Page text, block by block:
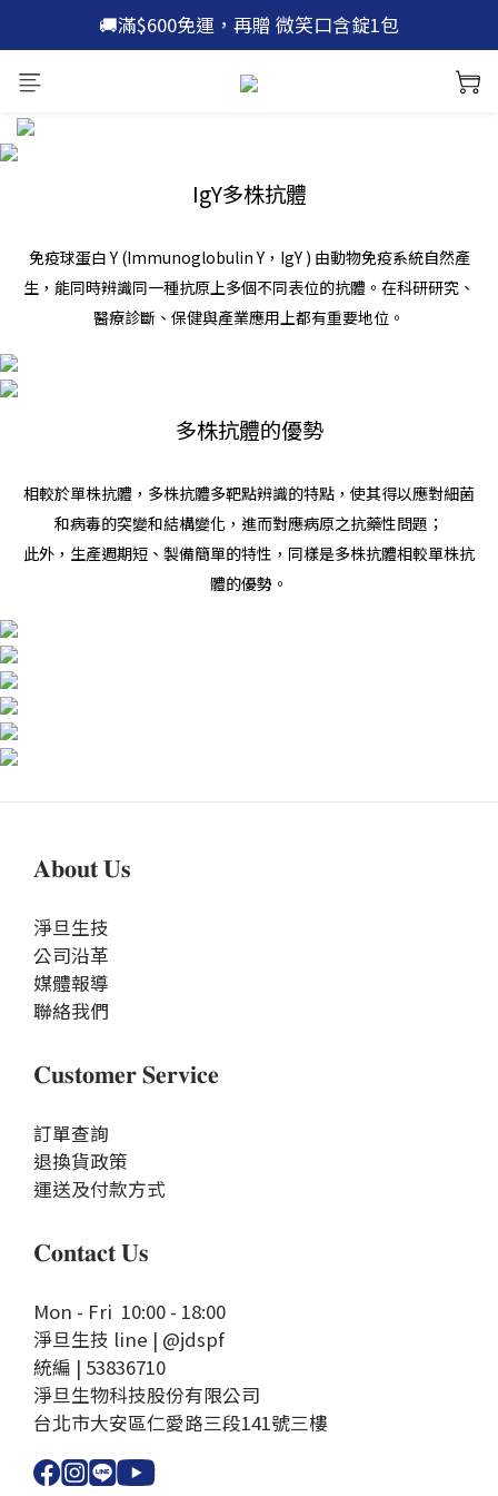
🚚滿$600免運，再贈 微笑口含錠1包
🚚滿$600免運，再贈 微笑口含錠1包
🫡加入官網新會員 | 立即領 $100 折價券
IgY多株抗體
免疫球蛋白 Y (Immunoglobulin Y，IgY ) 由動物免疫系統自然產
生，能同時辨識同一種抗原上多個不同表位的抗體。 在科研研究、
醫療診斷、保健與產業應用上都有重要地位。
多株抗體的優勢
相較於單株抗體，多株抗體多靶點辨識的特點，使其得以應對細菌
和病毒的突變和結構變化，進而對應病原之抗藥性問題；
此外，生產週期短、製備簡單的特性，同樣是多株抗體相較單株抗
體的優勢。
𝐀𝐛𝐨𝐮𝐭 𝐔𝐬
淨旦生技
公司沿革
媒體報導
聯絡我們
𝐂𝐮𝐬𝐭𝐨𝐦𝐞𝐫 𝐒𝐞𝐫𝐯𝐢𝐜𝐞
訂單查詢
退換貨政策
運送及付款方式
𝐂𝐨𝐧𝐭𝐚𝐜𝐭 𝐔𝐬
Mon - Fri 10:00 - 18:00
淨旦生技 line | @jdspf
統編 | 53836710
淨旦生物科技股份有限公司
台北市大安區仁愛路三段141號三樓